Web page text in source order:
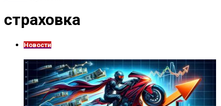
страховка
Новости